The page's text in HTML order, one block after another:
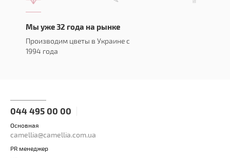
Мы уже 32 года на рынке
Производим цветы в Украине с
1994 года
044 495 00 00
Основная
camellia@camellia.com.ua
PR менеджер